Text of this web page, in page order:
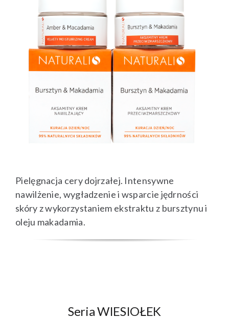
Pielęgnacja cery dojrzałej. Intensywne
nawilżenie, wygładzenie i wsparcie jędrności
skóry z wykorzystaniem ekstraktu z bursztynu i
oleju makadamia.
Seria WIESIOŁEK